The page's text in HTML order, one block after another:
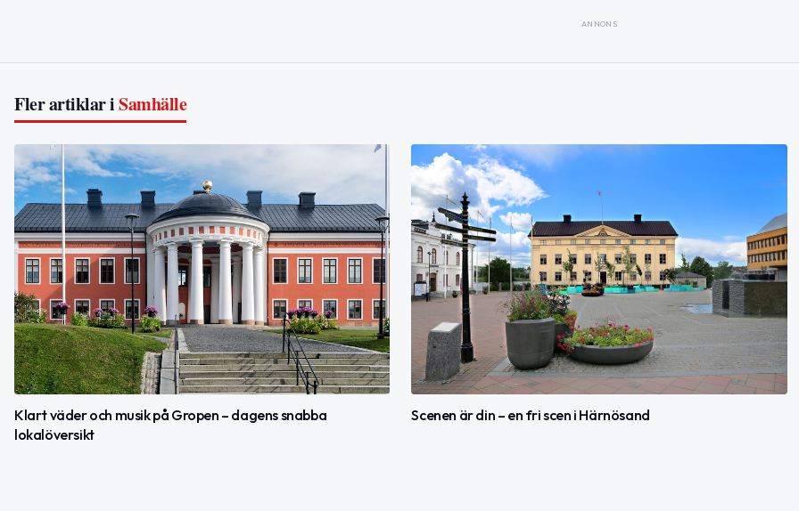
ANNONS
Fler artiklar iSamhälle
Klart väder och musik på Gropen – dagens snabba
lokalöversikt
Scenen är din – en fri scen i Härnösand